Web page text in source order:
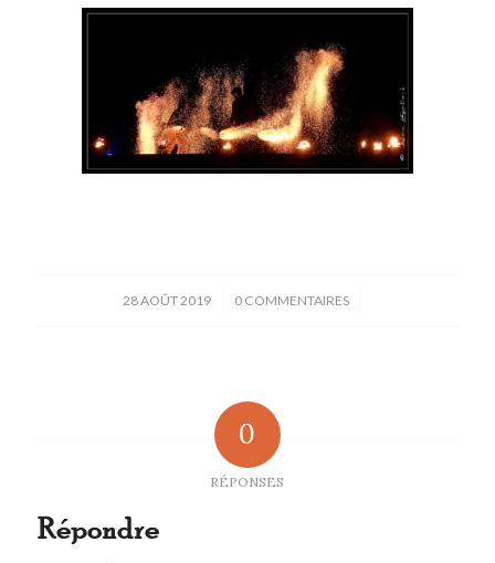
28 AOÛT 2019
/ 0 COMMENTAIRES
/
0
RÉPONSES
Répondre